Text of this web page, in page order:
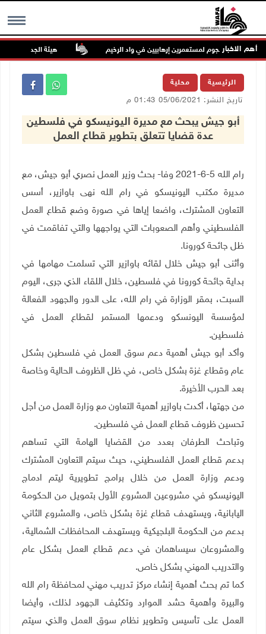
MENU أهم الاخبار هيئة الجدار: الاحتلال يطرح عطاءً لبناء 627 وحدة استعمارية
الرئيسية محلية
تاريخ النشر: 05/06/2021 01:43 م
أبو جيش يبحث مع مديرة اليونيسكو في فلسطين
عدة قضايا تتعلق بتطوير قطاع العمل
رام الله 5-6-2021 وفا- بحث وزير العمل نصري أبو جيش، مع
مديرة مكتب اليونيسكو في رام الله نهى باوازير، أسس
التعاون المشترك، واضعا إياها في صورة وضع قطاع العمل
الفلسطيني وأهم الصعوبات التي يواجهها والتي تفاقمت في
ظل جائحة كورونا.
وأثنى أبو جيش خلال لقائه باوازير التي تسلمت مهامها في
بداية جائحة كورونا في فلسطين، خلال اللقاء الذي جرى، اليوم
السبت، بمقر الوزارة في رام الله، على الدور والجهود الفعالة
لمؤسسة اليونسكو ودعمها المستمر لقطاع العمل في
فلسطين.
وأكد أبو جيش أهمية دعم سوق العمل في فلسطين بشكل
عام وقطاع غزة بشكل خاص، في ظل الظروف الحالية وخاصة
بعد الحرب الأخيرة.
من جهتها، أكدت باوازير أهمية التعاون مع وزارة العمل من أجل
تحسين ظروف قطاع العمل في فلسطين.
وتباحث الطرفان بعدد من القضايا الهامة التي تساهم
بدعم قطاع العمل الفلسطيني، حيث سيتم التعاون المشترك
ودعم وزارة العمل من خلال برامج تطويرية ليتم ادماج
اليونيسكو في مشروعين المشروع الأول بتمويل من الحكومة
اليابانية، ويستهدف قطاع غزة بشكل خاص، والمشروع الثاني
بدعم من الحكومة البلجيكية ويستهدف المحافظات الشمالية،
والمشروعان سيساهمان في دعم قطاع العمل بشكل عام
والتدريب المهني بشكل خاص.
كما تم بحث أهمية إنشاء مركز تدريب مهني لمحافظة رام الله
والبيرة وأهمية حشد الموارد وتكثيف الجهود لذلك، وأيضا
العمل على تأسيس وتطوير نظام سوق العمل والذي سيتم